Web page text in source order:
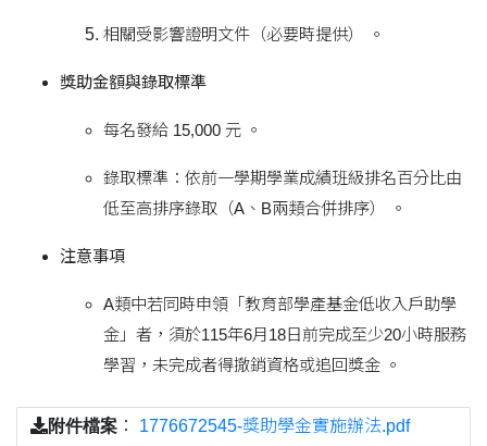
相關受影響證明文件（必要時提供） 。
獎助金額與錄取標準
每名發給 15,000 元 。
錄取標準：依前一學期學業成績班級排名百分比由
低至高排序錄取（A、B兩類合併排序） 。
注意事項
A類中若同時申領「教育部學產基金低收入戶助學
金」者，須於115年6月18日前完成至少20小時服務
學習，未完成者得撤銷資格或追回獎金 。
附件檔案 ： 1776672545-獎助學金實施辦法.pdf